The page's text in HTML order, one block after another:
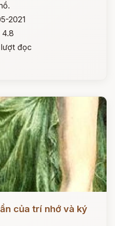
2021
4.8
đọc
của trí nhớ và ký